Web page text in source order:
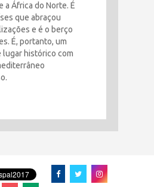
a África do Norte. É
que abraçou
e é o berço
É, portanto, um
lugar histórico com